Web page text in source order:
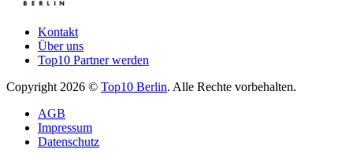
Kontakt
Über uns
Top10 Partner werden
Copyright 2026 © Top10 Berlin. Alle Rechte vorbehalten.
AGB
Impressum
Datenschutz